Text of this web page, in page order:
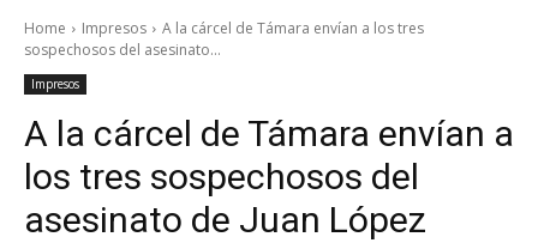
Home Impresos
A la cárcel de Támara envían a los tres
sospechosos del asesinato...
Impresos
A la cárcel de Támara envían a
los tres sospechosos del
asesinato de Juan López